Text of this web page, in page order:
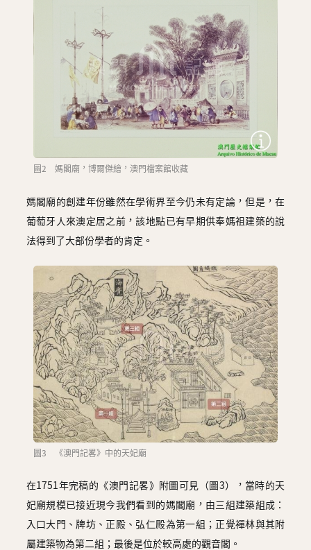
圖2 媽閣廟，博爾傑繪，澳門檔案館收藏
媽閣廟的創建年份雖然在學術界至今仍未有定論，但是，在
葡萄牙人來澳定居之前，該地點已有早期供奉媽祖建築的說
法得到了大部份學者的肯定。
圖3 《澳門記畧》中的天妃廟
在1751年完稿的《澳門記畧》附圖可見（圖3），當時的天
妃廟規模已接近現今我們看到的媽閣廟，由三組建築組成：
入口大門、牌坊、正殿、弘仁殿為第一組；正覺禪林與其附
屬建築物為第二組；最後是位於較高處的觀音閣。